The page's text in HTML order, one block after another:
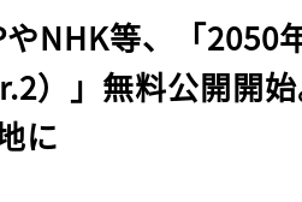
やNHK等、「2050
）」無料公開開
に